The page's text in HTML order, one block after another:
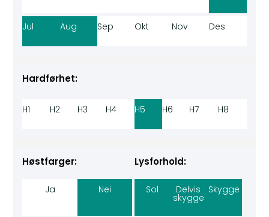
Jul Aug Sep Okt Nov Des
Hardførhet:
H1 H2 H3 H4 H5 H6 H7 H8
Høstfarger:
Ja Nei
Lysforhold:
Sol Delvis
skygge
Skygge